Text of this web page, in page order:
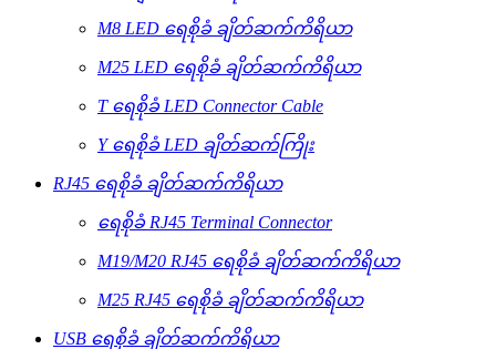
M8 LED ရေစိုခံ ချိတ်ဆက်ကိရိယာ
M25 LED ရေစိုခံ ချိတ်ဆက်ကိရိယာ
T ရေစိုခံ LED Connector Cable
Y ရေစိုခံ LED ချိတ်ဆက်ကြိုး
RJ45 ရေစိုခံ ချိတ်ဆက်ကိရိယာ
ရေစိုခံ RJ45 Terminal Connector
M19/M20 RJ45 ရေစိုခံ ချိတ်ဆက်ကိရိယာ
M25 RJ45 ရေစိုခံ ချိတ်ဆက်ကိရိယာ
USB ရေစိုခံ ချိတ်ဆက်ကိရိယာ